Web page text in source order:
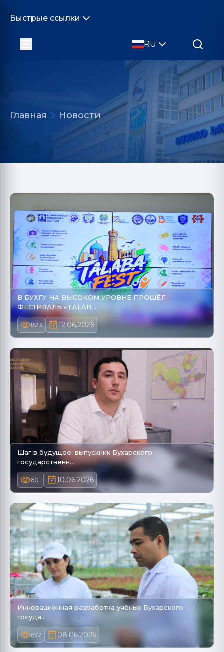
Быстрые ссылки
RU
Главная Новости
В БУХГУ НА ВЫСОКОМ УРОВНЕ ПРОШЁЛ
ФЕСТИВАЛЬ «TALAB…
823 12.06.2026
Шаг в будущее: выпускник Бухарского
государственн…
601 10.06.2026
Инновационная разработка учёных Бухарского
госуда…
672 08.06.2026